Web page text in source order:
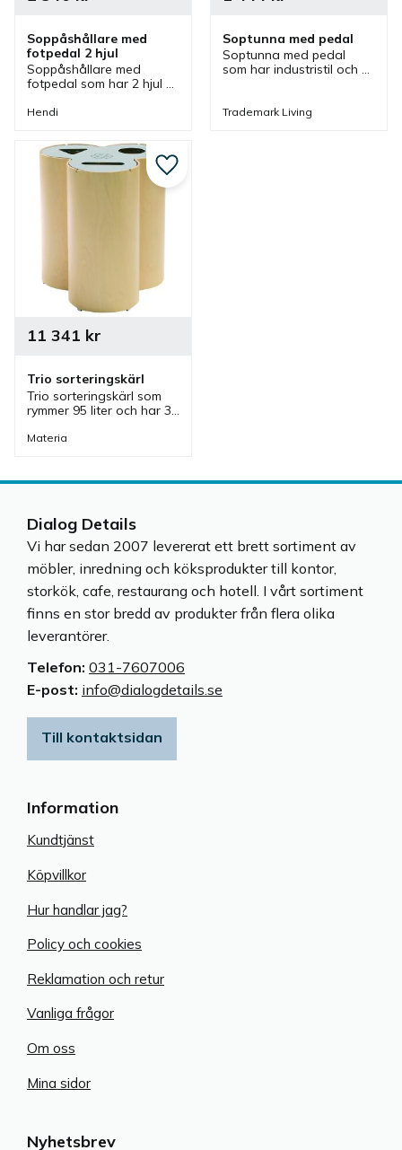
Soppåshållare med
fotpedal 2 hjul
Soppåshållare med
fotpedal som har 2 hjul
fotmanövrerad
fast soppåsen.
Hendi
Soptunna med pedal
Soptunna med pedal
som har industristil och
Det är även enkelt att
Trademark Living
Trio sorteringskärl
Trio sorteringskärl som
rymmer 95 liter och har 3
det enkelt att sortera
11 341 kr
Materia
Lägg till i favoriter
Nyhetsbrev
Information
Kundtjänst
Köpvillkor
Hur handlar jag?
Policy och cookies
Reklamation och retur
Vanliga frågor
Om oss
Mina sidor
Dialog Details
Vi har sedan 2007 levererat ett brett sortiment av
möbler, inredning och köksprodukter till kontor,
storkök, cafe, restaurang och hotell. I vårt sortiment
finns en stor bredd av produkter från flera olika
leverantörer.
Telefon: 031-7607006
E-post: info@dialogdetails.se
Till kontaktsidan